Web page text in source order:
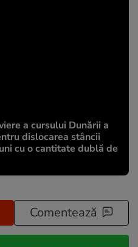
a cursului Dunării a
dislocarea stâncii
cu o cantitate dublă de
Comentează